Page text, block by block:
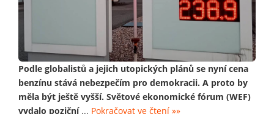
Podle globalistů a jejich utopických plánů se nyní cena
benzínu stává nebezpečím pro demokracii. A proto by
měla být ještě vyšší. Světové ekonomické fórum (WEF)
vydalo poziční... Pokračovat ve čtení »»